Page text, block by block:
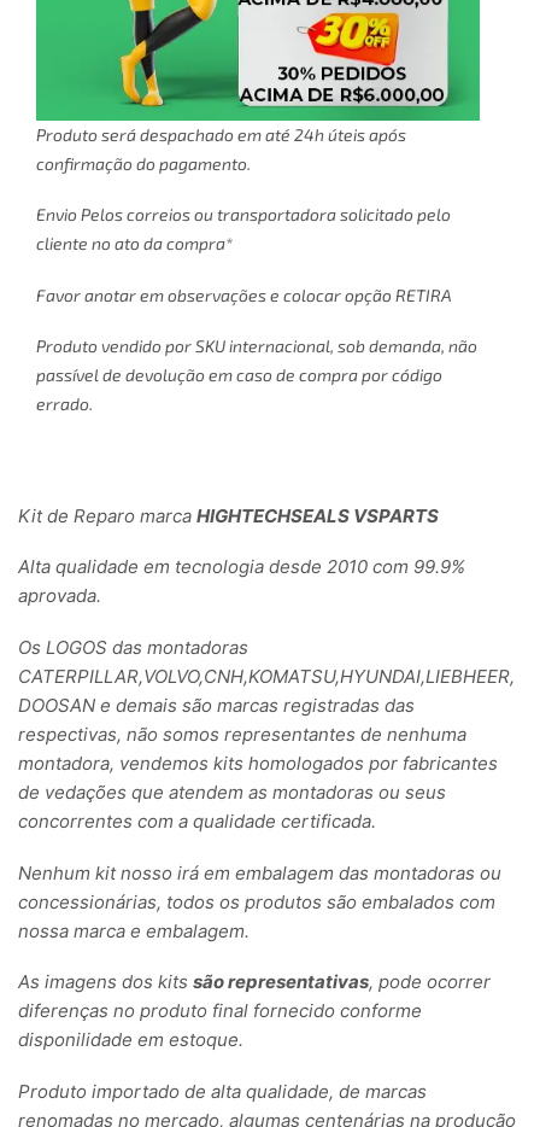
Produto será despachado em até 24h úteis após
confirmação do pagamento.
Envio Pelos correios ou transportadora solicitado pelo
cliente no ato da compra*
Favor anotar em observações e colocar opção RETIRA
Produto vendido por SKU internacional, sob demanda, não
passível de devolução em caso de compra por código
errado.
Kit de Reparo marca HIGHTECHSEALS VSPARTS
Alta qualidade em tecnologia desde 2010 com 99.9%
aprovada.
Os LOGOS das montadoras
CATERPILLAR,VOLVO,CNH,KOMATSU,HYUNDAI,LIEBHEER,
DOOSAN e demais são marcas registradas das
respectivas, não somos representantes de nenhuma
montadora, vendemos kits homologados por fabricantes
de vedações que atendem as montadoras ou seus
concorrentes com a qualidade certificada.
Nenhum kit nosso irá em embalagem das montadoras ou
concessionárias, todos os produtos são embalados com
nossa marca e embalagem.
As imagens dos kits são representativas, pode ocorrer
diferenças no produto final fornecido conforme
disponilidade em estoque.
Produto importado de alta qualidade, de marcas
renomadas no mercado, algumas centenárias na produção